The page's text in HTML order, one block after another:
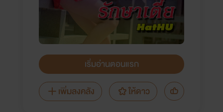
เริ่มอ่านตอนแรก
เพิ่มลงคลัง
ให้ดาว